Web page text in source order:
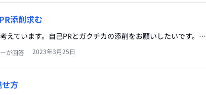
添削求む
えています。自己PRとガクチカの添削をお願いしたいです。…
が回答 2023年3月25日
方